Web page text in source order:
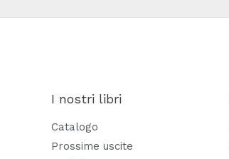
I nostri libri
Catalogo
Prossime uscite